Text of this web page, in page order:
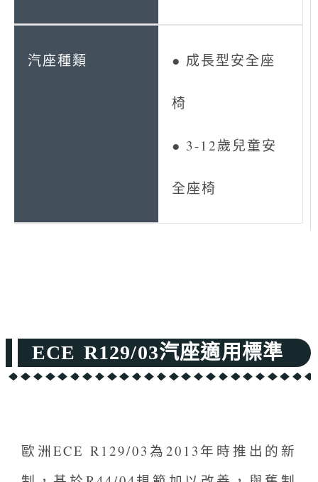
● 成長型安全座
椅
● 3-12歲兒童安
全座椅
ECE R129/03汽座適用標準
歐洲ECE R129/03為2013年時推出的新